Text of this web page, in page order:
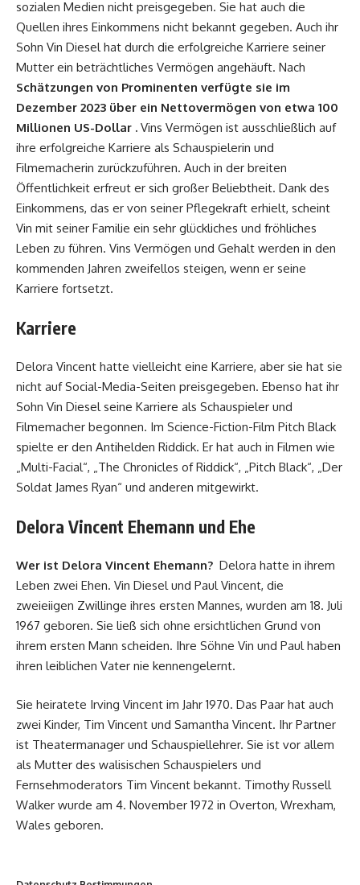
sozialen Medien nicht preisgegeben. Sie hat auch die
Quellen ihres Einkommens nicht bekannt gegeben. Auch ihr
Sohn Vin Diesel hat durch die erfolgreiche Karriere seiner
Mutter ein beträchtliches Vermögen angehäuft. Nach
Schätzungen von Prominenten verfügte sie im
Dezember 2023 über ein Nettovermögen von etwa 100
Millionen US-Dollar . Vins Vermögen ist ausschließlich auf
ihre erfolgreiche Karriere als Schauspielerin und
Filmemacherin zurückzuführen. Auch in der breiten
Öffentlichkeit erfreut er sich großer Beliebtheit. Dank des
Einkommens, das er von seiner Pflegekraft erhielt, scheint
Vin mit seiner Familie ein sehr glückliches und fröhliches
Leben zu führen. Vins Vermögen und Gehalt werden in den
kommenden Jahren zweifellos steigen, wenn er seine
Karriere fortsetzt.
Karriere
Delora Vincent hatte vielleicht eine Karriere, aber sie hat sie
nicht auf Social-Media-Seiten preisgegeben. Ebenso hat ihr
Sohn Vin Diesel seine Karriere als Schauspieler und
Filmemacher begonnen. Im Science-Fiction-Film Pitch Black
spielte er den Antihelden Riddick. Er hat auch in Filmen wie
„Multi-Facial“, „The Chronicles of Riddick“, „Pitch Black“, „Der
Soldat James Ryan“ und anderen mitgewirkt.
Delora Vincent Ehemann und Ehe
Wer ist Delora Vincent Ehemann? Delora hatte in ihrem
Leben zwei Ehen. Vin Diesel und Paul Vincent, die
zweieiigen Zwillinge ihres ersten Mannes, wurden am 18. Juli
1967 geboren. Sie ließ sich ohne ersichtlichen Grund von
ihrem ersten Mann scheiden. Ihre Söhne Vin und Paul haben
ihren leiblichen Vater nie kennengelernt.
Sie heiratete Irving Vincent im Jahr 1970. Das Paar hat auch
zwei Kinder, Tim Vincent und Samantha Vincent. Ihr Partner
ist Theatermanager und Schauspiellehrer. Sie ist vor allem
als Mutter des walisischen Schauspielers und
Fernsehmoderators Tim Vincent bekannt. Timothy Russell
Walker wurde am 4. November 1972 in Overton, Wrexham,
Wales geboren.